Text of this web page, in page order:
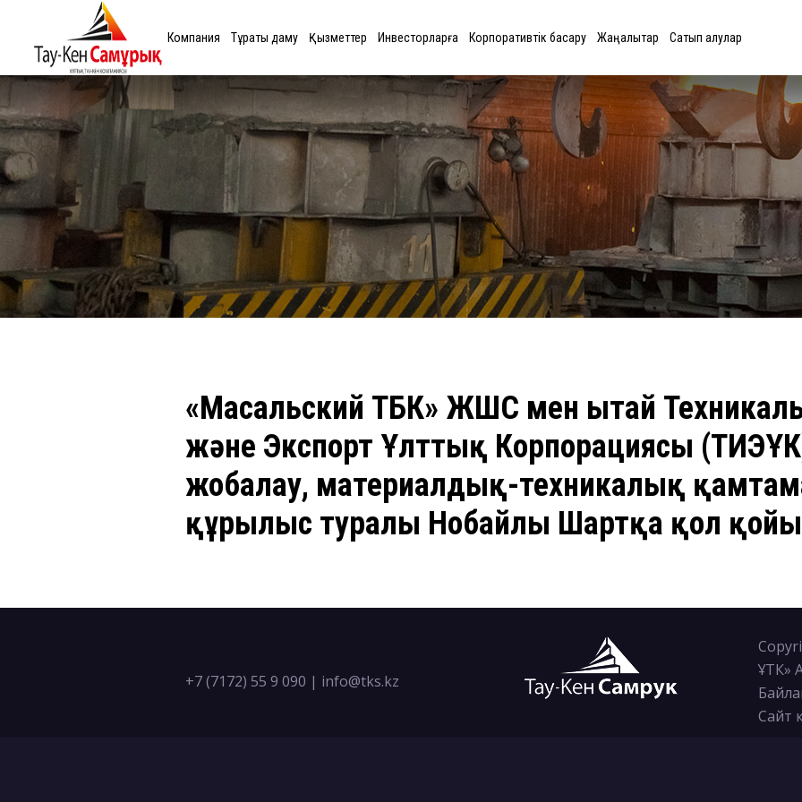
Компания Тұрақты даму Қызметтер Инвесторларға Корпоративтік басқару Жаңалықтар Сатып алулар
«Масальский ТБК» ЖШС мен Қытай
және Экспорт Ұлттық Корпорациясы
жобалау, материалдық-техникалық
құрылыс туралы Нобайлы Шартқа қол
+7 (7172) 55 9 090 | info@tks.kz
ҰТК»
Сайт